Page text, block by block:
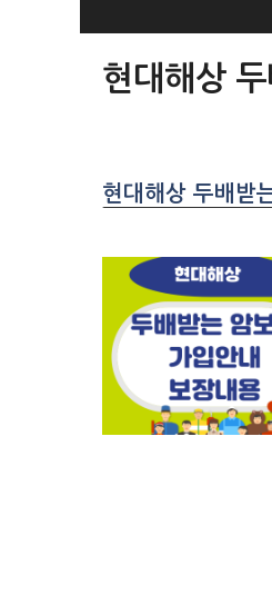
현대해상
현대해상 두배받